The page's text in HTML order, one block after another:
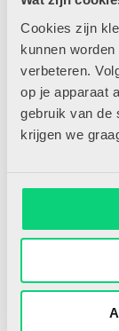
Cookies zijn
kunnen
verbeteren.
op je apparaat
gebruik van de
krijgen we